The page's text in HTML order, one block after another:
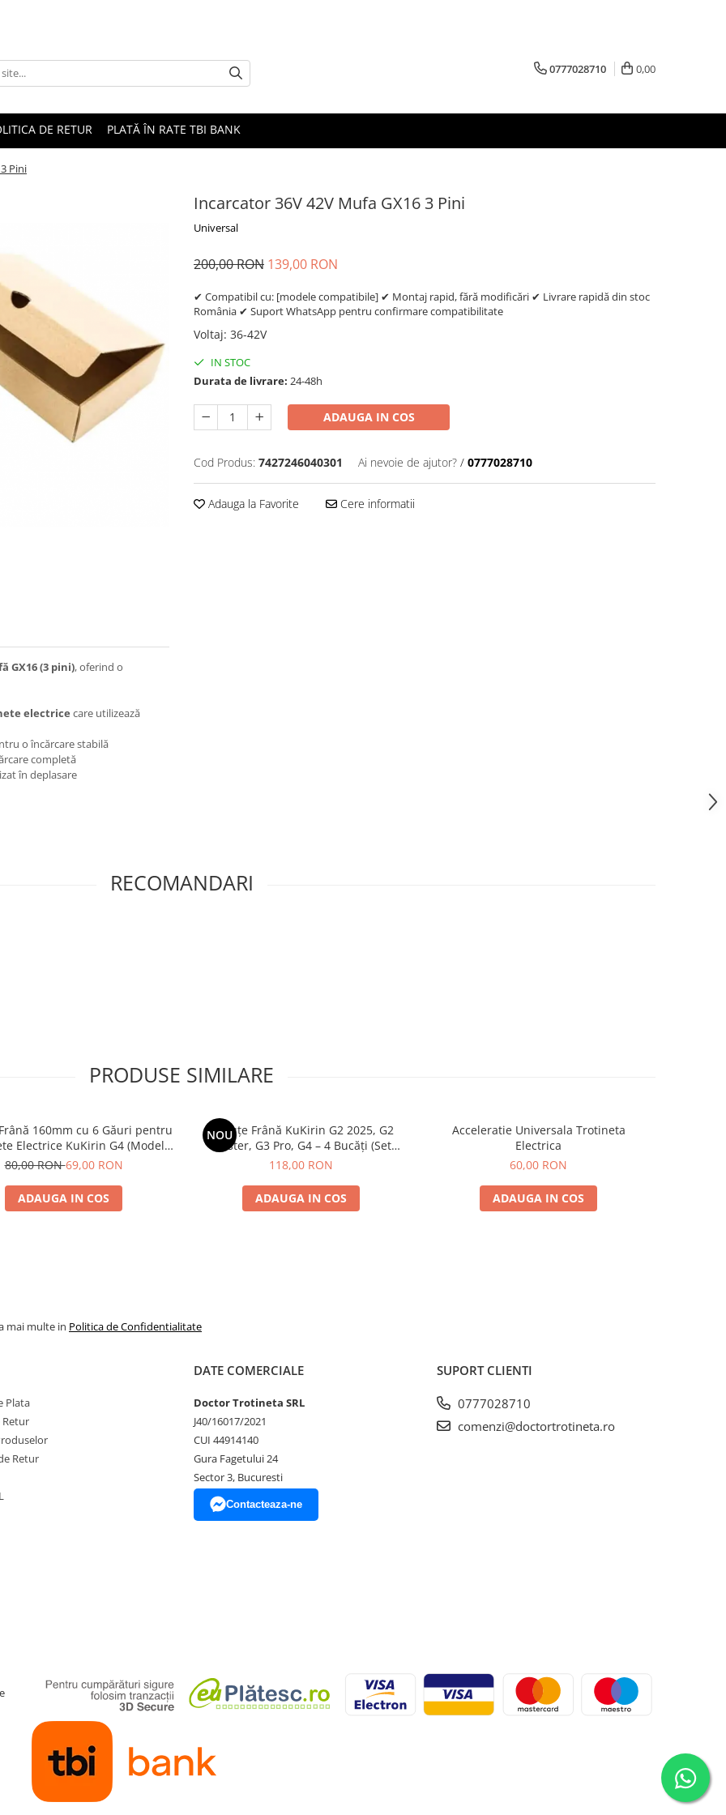
0777028710 0,00
DE RETUR PLATĂ ÎN RATE TBI BANK
Pini
Incarcator 36V 42V Mufa GX16 3 Pini
Universal
200,00 RON 139,00 RON
✔ Compatibil cu: [modele compatibile] ✔ Montaj rapid, fără modificări ✔ Livrare rapidă din stoc
România ✔ Suport WhatsApp pentru confirmare compatibilitate
Voltaj: 36-42V
IN STOC
Durata de livrare: 24-48h
ADAUGA IN COS
Cod Produs: 7427246040301 Ai nevoie de ajutor? / 0777028710
Adauga la Favorite Cere informatii
GX16 (3 pini), oferind o
electrice care utilizează
o încărcare stabilă
completă
în deplasare
RECOMANDARI
PRODUSE SIMILARE
160mm cu 6 Găuri pentru
Electrice KuKirin G4 (Model
KuKirin G2 – Performanță
80,00 RON69,00 RON
ADAUGA IN COS
NOU
Plăcuțe Frână KuKirin G2 2025, G2
Master, G3 Pro, G4 – 4 Bucăți (Set
118,00 RON
ADAUGA IN COS
Acceleratie Universala Trotineta
Electrica
60,00 RON
ADAUGA IN COS
mai multe in Politica de Confidentialitate
Plata
Retur
Retur
DATE COMERCIALE
Doctor Trotineta SRL
J40/16017/2021
CUI 44914140
Gura Fagetului 24
Sector 3, Bucuresti
Contacteaza-ne
SUPORT CLIENTI
0777028710
comenzi@doctortrotineta.ro